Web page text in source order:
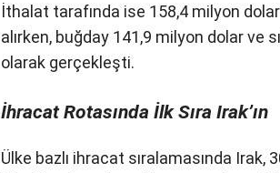
İthalat tarafında ise 158,4 milyon
alırken, buğday 141,9 milyon dolar ve
olarak gerçekleşti.
İhracat Rotasında İlk Sıra Irak’ın
Ülke bazlı ihracat sıralamasında Irak,